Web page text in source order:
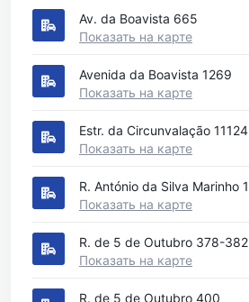
Av. da Boavista 665
Показать на карте
Avenida da Boavista 1269
Показать на карте
Estr. da Circunvalação 11124
Показать на карте
R. António da Silva Marinho
Показать на карте
R. de 5 de Outubro 378-382
Показать на карте
R. de 5 de Outubro 400